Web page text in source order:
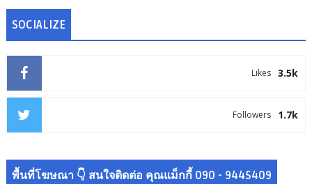
SOCIALIZE
3.5k
Likes
1.7k
Followers
พื้นที่โฆษณา 👇 สนใจติดต่อ คุณแม็กกี้ 090 - 9445409